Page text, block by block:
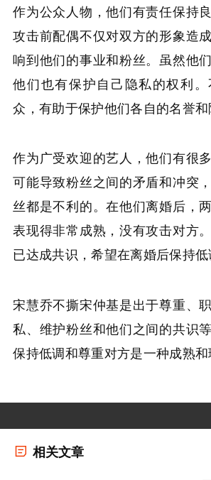
作为公众人物，他们有责任保持
攻击前配偶不仅对双方的形象造
响到他们的事业和粉丝。虽然他
他们也有保护自己隐私的权利
众，有助于保护他们各自的名誉和
作为广受欢迎的艺人，他们有很
可能导致粉丝之间的矛盾和冲突
丝都是不利的。在他们离婚后，
表现得非常成熟，没有攻击对方
已达成共识，希望在离婚后保持低
宋慧乔不撕宋仲基是出于尊重、
私、维护粉丝和他们之间的共识
保持低调和尊重对方是一种成熟和
相关文章